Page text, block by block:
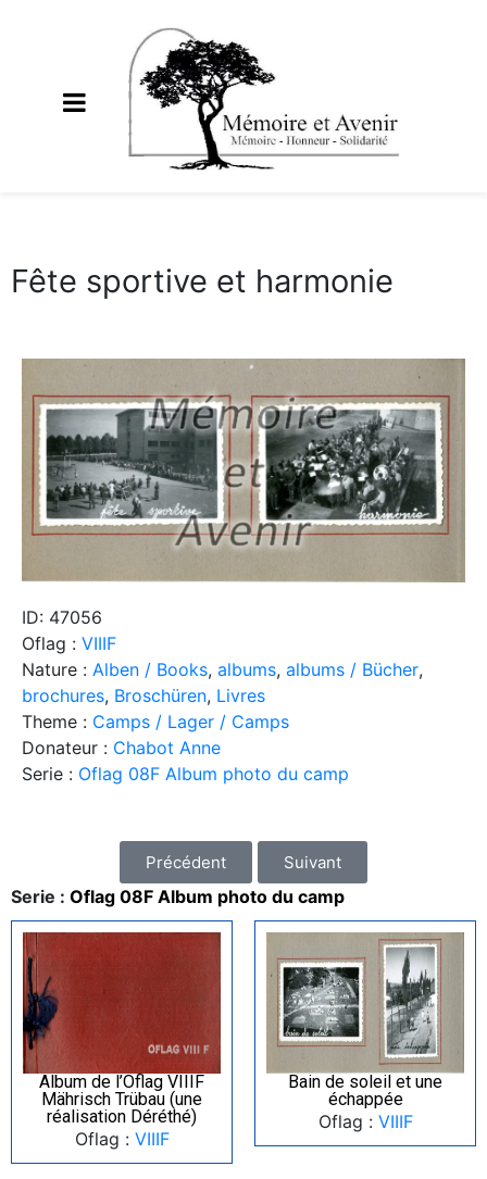
Fête sportive et harmonie
ID: 47056
Oflag : VIIIF
Nature : Alben / Books, albums, albums / Bücher,
brochures, Broschüren, Livres
Theme : Camps / Lager / Camps
Donateur : Chabot Anne
Serie : Oflag 08F Album photo du camp
Précédent Suivant
Serie : Oflag 08F Album photo du camp
Album de l’Oflag VIIIF
Mährisch Trübau (une
réalisation Déréthé)
Oflag : VIIIF
Bain de soleil et une
échappée
Oflag : VIIIF